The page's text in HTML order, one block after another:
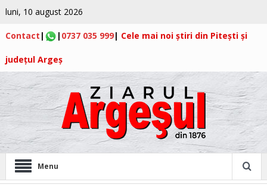
luni, 10 august 2026
Contact | | 0737 035 999| Cele mai noi știri din Pitești și
județul Argeș
Menu